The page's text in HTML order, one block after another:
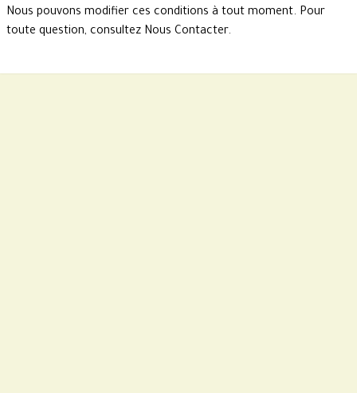
Nous pouvons modifier ces conditions à tout moment. Pour
toute question, consultez Nous Contacter.